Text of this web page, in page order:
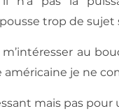
trop de
au
je ne
mais pas pour